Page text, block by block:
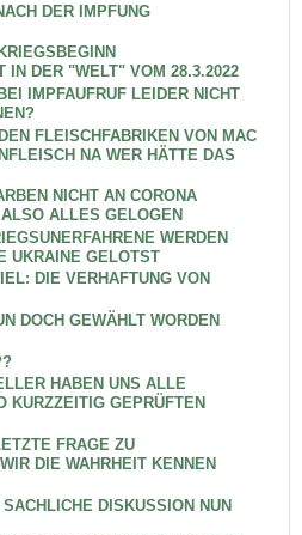
DER IMPFUNG
IN DER "WELT" VOM 28.3.2022
IMPFAUFRUF LEIDER NICHT
FLEISCHFABRIKEN VON MAC
NA WER HÄTTE DAS
NICHT AN CORONA
ALLES GELOGEN
WERDEN
UKRAINE GELOTST
DIE VERHAFTUNG VON
DOCH GEWÄHLT WORDEN
HABEN UNS ALLE
KURZZEITIG GEPRÜFTEN
FRAGE ZU
DIE WAHRHEIT KENNEN
DISKUSSION NUN